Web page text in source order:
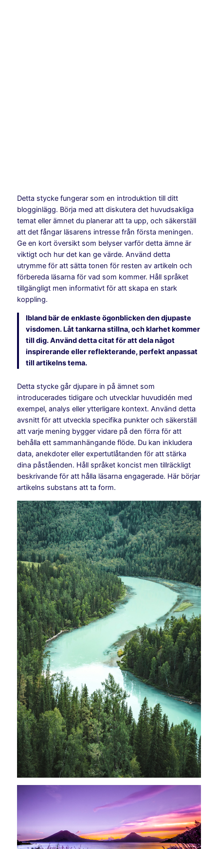
Detta stycke fungerar som en introduktion till ditt
blogginlägg. Börja med att diskutera det huvudsakliga
temat eller ämnet du planerar att ta upp, och säkerställ
att det fångar läsarens intresse från första meningen.
Ge en kort översikt som belyser varför detta ämne är
viktigt och hur det kan ge värde. Använd detta
utrymme för att sätta tonen för resten av artikeln och
förbereda läsarna för vad som kommer. Håll språket
tillgängligt men informativt för att skapa en stark
koppling.
Ibland bär de enklaste ögonblicken den djupaste
visdomen. Låt tankarna stillna, och klarhet kommer
till dig. Använd detta citat för att dela något
inspirerande eller reflekterande, perfekt anpassat
till artikelns tema.
Detta stycke går djupare in på ämnet som
introducerades tidigare och utvecklar huvudidén med
exempel, analys eller ytterligare kontext. Använd detta
avsnitt för att utveckla specifika punkter och säkerställ
att varje mening bygger vidare på den förra för att
behålla ett sammanhängande flöde. Du kan inkludera
data, anekdoter eller expertutlåtanden för att stärka
dina påståenden. Håll språket koncist men tillräckligt
beskrivande för att hålla läsarna engagerade. Här börjar
artikelns substans att ta form.